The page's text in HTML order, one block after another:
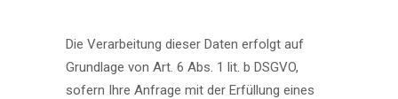
Die Verarbeitung dieser Daten erfolgt auf
Grundlage von Art. 6 Abs. 1 lit. b DSGVO,
sofern Ihre Anfrage mit der Erfüllung eines